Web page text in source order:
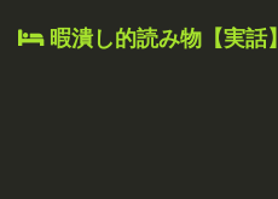
暇潰し的読み物【実話】